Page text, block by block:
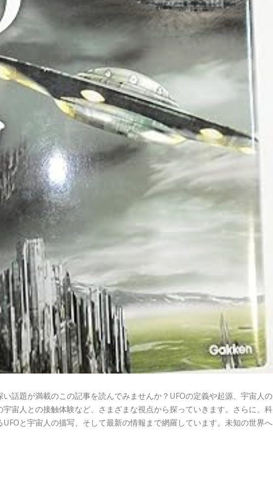
話題が満載のこの記事を読んでみませんか？UFOの定義や起源、宇宙人の
宙人との接触体験など、さまざまな視点から探っていきます。さらに、科
と宇宙人の描写、そして最新の情報まで網羅しています。未知の世界へ